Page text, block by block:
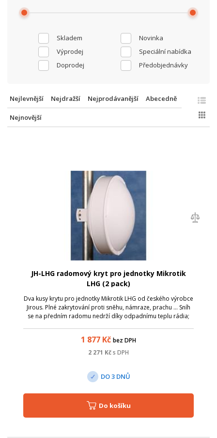
Skladem
Novinka
Výprodej
Speciální nabídka
Doprodej
Předobjednávky
Nejlevnější Nejdražší Nejprodávanější Abecedně
Nejnovější
JH-LHG radomový kryt pro jednotky Mikrotik
LHG (2 pack)
Dva kusy krytu pro jednotky Mikrotik LHG od českého výrobce
Jirous. Plné zakrytování proti sněhu, námraze, prachu ... Sníh
se na předním radomu nedrží díky odpadnímu teplu rádia;
1 877 Kč bez DPH
2 271 Kčs DPH
DO 3 DNŮ
Do košíku